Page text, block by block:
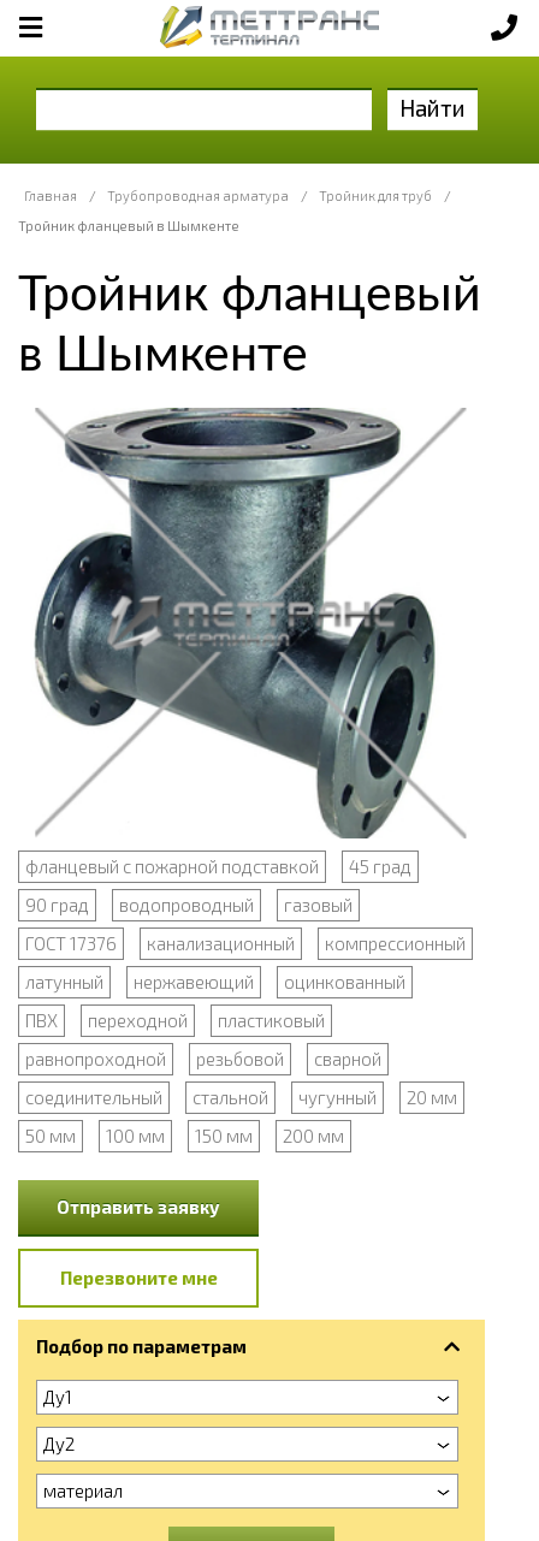
Найти
Главная / Трубопроводная арматура / Тройник для труб
/
Тройник фланцевый в Шымкенте
Тройник фланцевый
в Шымкенте
фланцевый с пожарной подставкой
45 град
90 град
водопроводный
газовый
ГОСТ 17376
канализационный
компрессионный
латунный
нержавеющий
оцинкованный
ПВХ
переходной
пластиковый
равнопроходной
резьбовой
сварной
соединительный
стальной чугунный
20 мм
50 мм
100 мм 150 мм 200 мм
Отправить заявку
Перезвоните мне
Подбор по параметрам
Ду1
Ду2
материал